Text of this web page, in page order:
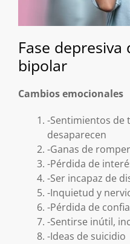
Fase
bipolar
Cambios emocionales
-Sentimientos de
desaparecen
-Ganas de
-Pérdida de
-Ser incapaz de
-Inquietud y
-Pérdida de
-Sentirse inútil,
-Ideas de suicidio